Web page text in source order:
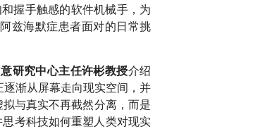
握手触感的软件机械手，为
兹海默症患者面对的日常挑
研究中心主任许彬教授介绍
渐从屏幕走向现实空间，并
与真实不再截然分离，而是
考科技如何重塑人类对现实